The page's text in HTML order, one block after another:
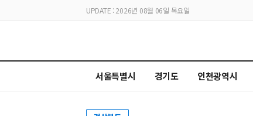
UPDATE : 2026년 08월 06일 목요일
서울특별시 경기도 인천광역시